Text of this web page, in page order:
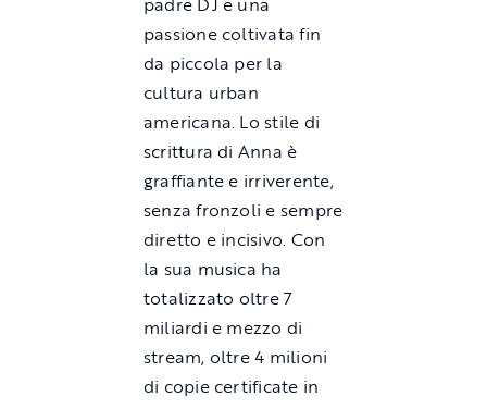
passione coltivata fin
da piccola per la
cultura urban
americana. Lo stile di
scrittura di Anna è
graffiante e irriverente,
senza fronzoli e sempre
diretto e incisivo. Con
la sua musica ha
totalizzato oltre 7
miliardi e mezzo di
stream, oltre 4 milioni
di copie certificate in